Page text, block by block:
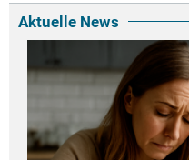
Aktuelle News